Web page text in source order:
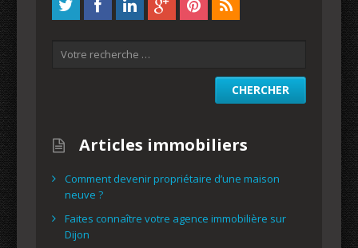
Articles immobiliers
Comment devenir propriétaire d’une maison
neuve ?
Faites connaître votre agence immobilière sur
Dijon